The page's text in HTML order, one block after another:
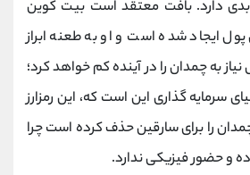
دارد. بافت معتقد است بیت کوین
پول ایجاد شده است و او به طعنه ابراز
نیاز به چمدان را در آینده کم خواهد کرد؛
سرمایه گذاری این است که، این رمزارز
را برای سارقین حذف کرده است چرا
و حضور فیزیکی ندارد.